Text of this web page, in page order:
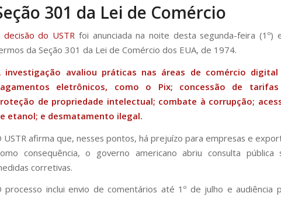
301 da Lei de Comércio
decisão do USTR foi anunciada na noite desta segunda-feira
da Seção 301 da Lei de Comércio dos EUA, de 1974.
investigação avaliou práticas nas áreas de comércio
eletrônicos, como o Pix; concessão de tarifas
de propriedade intelectual; combate à corrupção;
etanol; e desmatamento ilegal.
USTR afirma que, nesses pontos, há prejuízo para empresas e
consequência, o governo americano abriu consulta pública
corretivas.
processo inclui envio de comentários até 1º de julho e audiência